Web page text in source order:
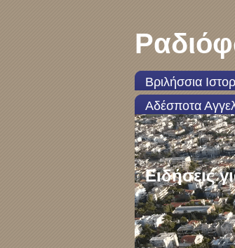
Βριλήσσια
Αδέσποτα
Ειδήσεις